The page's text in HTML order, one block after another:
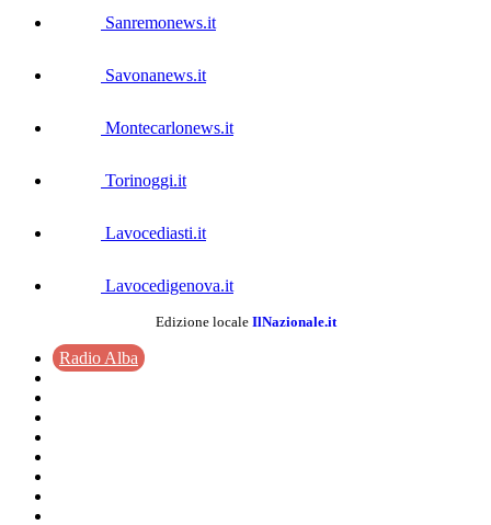
Sanremonews.it
Savonanews.it
Montecarlonews.it
Torinoggi.it
Lavocediasti.it
Lavocedigenova.it
Edizione locale IlNazionale.it
Radio Alba